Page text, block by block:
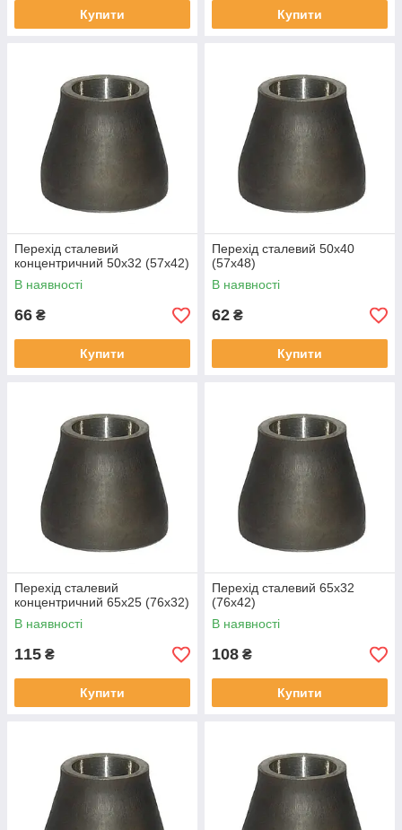
Купити Купити
Перехід сталевий
концентричний 50х32 (57х42)
В наявності
66 ₴
Купити
Перехід сталевий 50х40
(57х48)
В наявності
62 ₴
Купити
Перехід сталевий
концентричний 65х25 (76х32)
В наявності
115 ₴
Купити
Перехід сталевий 65х32
(76х42)
В наявності
108 ₴
Купити